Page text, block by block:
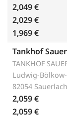
2,049 €
2,029 €
1,969 €
Tankhof
TANKHOF
Ludwig-
82054 Sauerlach
2,059 €
2,059 €